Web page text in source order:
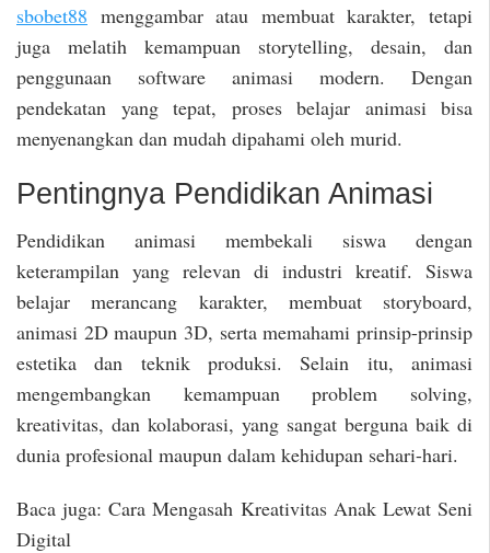
sbobet88 menggambar atau membuat karakter, tetapi
juga melatih kemampuan storytelling, desain, dan
penggunaan software animasi modern. Dengan
pendekatan yang tepat, proses belajar animasi bisa
menyenangkan dan mudah dipahami oleh murid.
Pentingnya Pendidikan Animasi
Pendidikan animasi membekali siswa dengan
keterampilan yang relevan di industri kreatif. Siswa
belajar merancang karakter, membuat storyboard,
animasi 2D maupun 3D, serta memahami prinsip-prinsip
estetika dan teknik produksi. Selain itu, animasi
mengembangkan kemampuan problem solving,
kreativitas, dan kolaborasi, yang sangat berguna baik di
dunia profesional maupun dalam kehidupan sehari-hari.
Baca juga: Cara Mengasah Kreativitas Anak Lewat Seni
Digital